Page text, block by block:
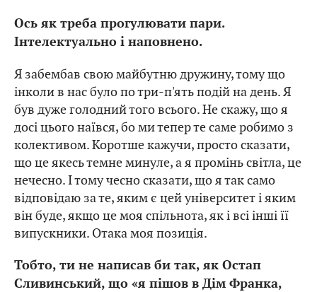
Ось як треба прогулювати пари.
Інтелектуально і наповнено.
Я забембав свою майбутню дружину, тому що
інколи в нас було по три-п'ять подій на день. Я
був дуже голодний того всього. Не скажу, що я
досі цього наївся, бо ми тепер те саме робимо з
колективом. Коротше кажучи, просто сказати,
що це якесь темне минуле, а я промінь світла, це
нечесно. І тому чесно сказати, що я так само
відповідаю за те, яким є цей університет і яким
він буде, якщо це моя спільнота, як і всі інші її
випускники. Отака моя позиція.
Тобто, ти не написав би так, як Остап
Сливинський, що «я пішов в Дім Франка,